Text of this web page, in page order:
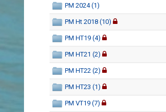
PM 2024 (1)
PM Ht 2018 (10)
PM HT19 (4)
PM HT21 (2)
PM HT22 (2)
PM HT23 (1)
PM VT19 (7)